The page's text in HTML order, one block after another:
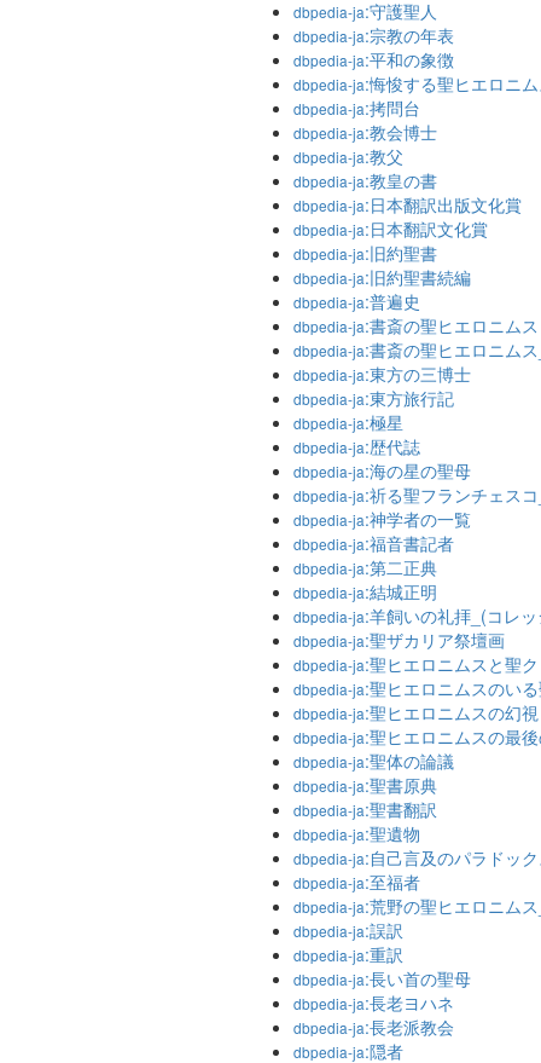
dbpedia-ja:守護聖人
dbpedia-ja:宗教の年表
dbpedia-ja:平和の象徴
dbpedia-ja:悔悛する聖ヒエロニ
dbpedia-ja:拷問台
dbpedia-ja:教会博士
dbpedia-ja:教父
dbpedia-ja:教皇の書
dbpedia-ja:日本翻訳出版文化賞
dbpedia-ja:日本翻訳文化賞
dbpedia-ja:旧約聖書
dbpedia-ja:旧約聖書続編
dbpedia-ja:普遍史
dbpedia-ja:書斎の聖ヒエロニムス
dbpedia-ja:書斎の聖ヒエロニム
dbpedia-ja:東方の三博士
dbpedia-ja:東方旅行記
dbpedia-ja:極星
dbpedia-ja:歴代誌
dbpedia-ja:海の星の聖母
dbpedia-ja:祈る聖フランチェス
dbpedia-ja:神学者の一覧
dbpedia-ja:福音書記者
dbpedia-ja:第二正典
dbpedia-ja:結城正明
dbpedia-ja:羊飼いの礼拝_(コレ
dbpedia-ja:聖ザカリア祭壇画
dbpedia-ja:聖ヒエロニムスと聖
dbpedia-ja:聖ヒエロニムスのい
dbpedia-ja:聖ヒエロニムスの幻視
dbpedia-ja:聖ヒエロニムスの最
dbpedia-ja:聖体の論議
dbpedia-ja:聖書原典
dbpedia-ja:聖書翻訳
dbpedia-ja:聖遺物
dbpedia-ja:自己言及のパラドッ
dbpedia-ja:至福者
dbpedia-ja:荒野の聖ヒエロニム
dbpedia-ja:誤訳
dbpedia-ja:重訳
dbpedia-ja:長い首の聖母
dbpedia-ja:長老ヨハネ
dbpedia-ja:長老派教会
dbpedia-ja:隠者